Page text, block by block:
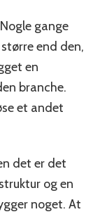
gange
end den,
en
branche.
et andet
det er det
og en
noget. At